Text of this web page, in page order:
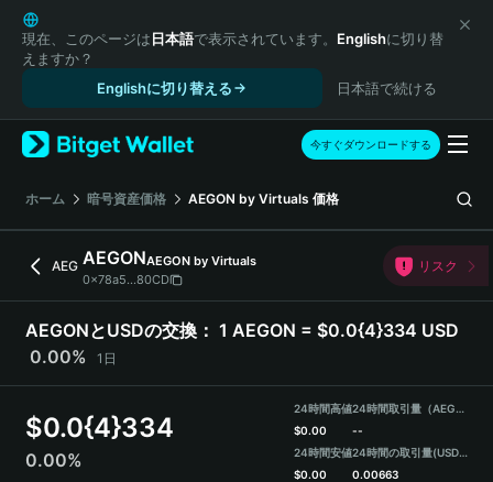
English
日本語
Tiếng Việt
Español (Latinoamérica)
Türkçe
Français
Deutsch
繁體中文
Português (Portugal)
Bahasa Indonesia
ภาษาไทย
हिन्दी
Español
Português (Brasil)
現在、このページは日本語で表示されています。 Englishに切り替
えますか？
Englishに切り替える
日本語で続ける
今すぐダウンロードする
ホーム 暗号資産価格 AEGON by Virtuals 価格
AEG AEGONAEGON by Virtuals
0x78a5...80CD
リスク
AEGONとUSDの交換： 1 AEGON = $0.0{4}334 USD
0.00%
1日
$0.0{4}334
0.00%
24時間高値
$0.00
24時間安値
$0.00
24時間取引量（AEGON）
--
24時間の取引量(USDT)
0.00663